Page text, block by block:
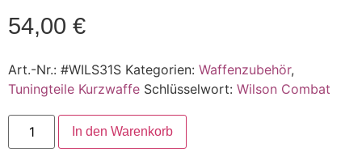
54,00 €
Art.-Nr.: #WILS31S Kategorien: Waffenzubehör,
Tuningteile Kurzwaffe Schlüsselwort: Wilson Combat
Wilson
Combat
-
In den Warenkorb